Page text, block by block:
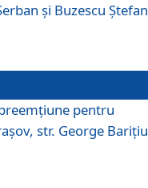
și Buzescu
pentru
str. George